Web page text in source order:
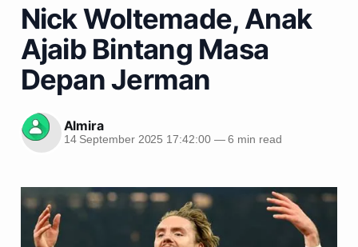
Nick Woltemade, Anak
Ajaib Bintang Masa
Depan Jerman
Almira
14 September 2025 17:42:00 —6 min read